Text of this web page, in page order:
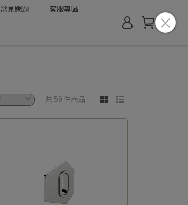
常見問題 客服專區
共 59 件商品